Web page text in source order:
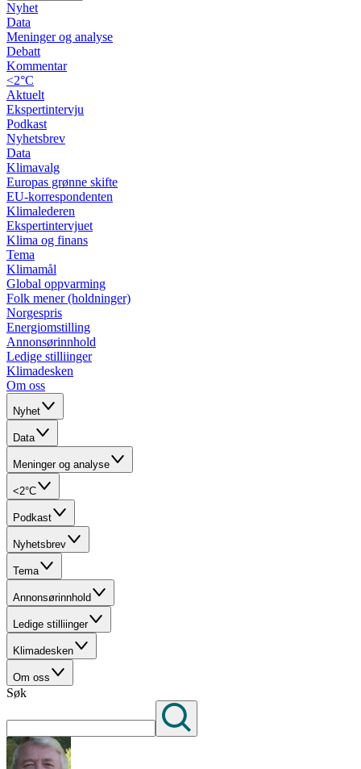
Nyhet
Data
Meninger og analyse
Debatt
Kommentar
<2°C
Aktuelt
Ekspertintervju
Podkast
Nyhetsbrev
Data
Klimavalg
Europas grønne skifte
EU-korrespondenten
Klimalederen
Ekspertintervjuet
Klima og finans
Tema
Klimamål
Global oppvarming
Folk mener (holdninger)
Norgespris
Energiomstilling
Annonsørinnhold
Ledige stilliinger
Klimadesken
Om oss
Nyhet
Data
Meninger og analyse
<2°C
Podkast
Nyhetsbrev
Tema
Annonsørinnhold
Ledige stilliinger
Klimadesken
Om oss
Søk